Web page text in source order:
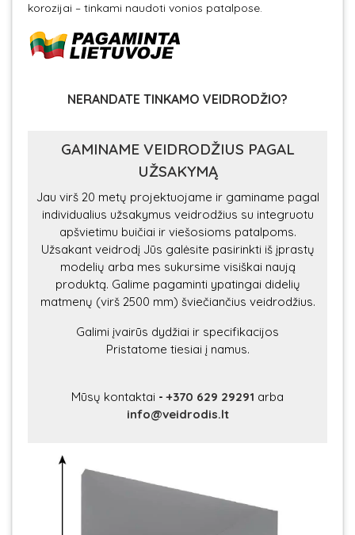
korozijai – tinkami naudoti vonios patalpose.
NERANDATE TINKAMO VEIDRODŽIO?
GAMINAME VEIDRODŽIUS PAGAL
UŽSAKYMĄ
Jau virš 20 metų projektuojame ir gaminame pagal
individualius užsakymus veidrodžius su integruotu
apšvietimu buičiai ir viešosioms patalpoms.
Užsakant veidrodį Jūs galėsite pasirinkti iš įprastų
modelių arba mes sukursime visiškai naują
produktą. Galime pagaminti ypatingai didelių
matmenų (virš 2500 mm) šviečiančius veidrodžius.
Galimi įvairūs dydžiai ir specifikacijos
Pristatome tiesiai į namus.
Mūsų kontaktai -+370 629 29291 arba
info@veidrodis.lt